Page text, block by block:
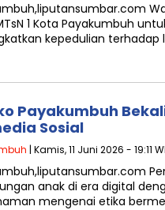
1 Kota Payakumbuh
kepedulian terhadap
Payakumbuh
Sosial
| Kamis, 11 Juni 2026 - 19:11
anak di era digital
mengenai etika